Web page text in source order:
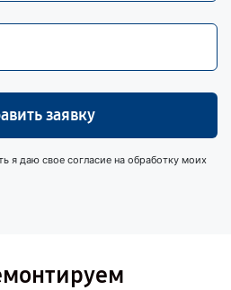
заявку
я даю свое согласие на обработку моих